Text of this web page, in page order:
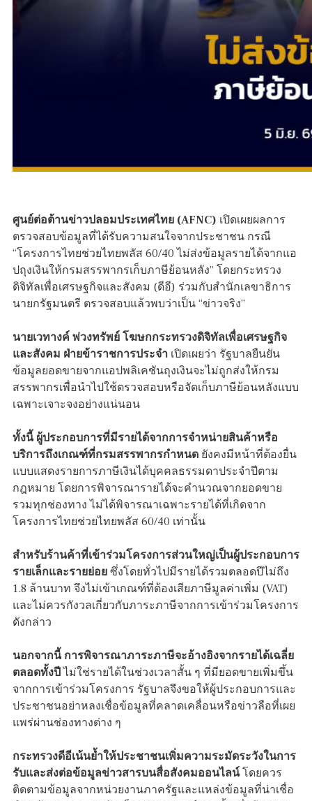
ศูนย์ต่อต้านข่าวปลอมประเทศไทย (AFNC) เปิดเผยผลการ
ตรวจสอบข้อมูลที่ได้รับความสนใจจากประชาชน กรณี
“โครงการไทยช่วยไทยพลัส 60/40 ไม่ส่งข้อมูลรายได้จากแอ
ปถุงเงินให้กรมสรรพากรเก็บภาษีย้อนหลัง” โดยกระทรวง
ดิจิทัลเพื่อเศรษฐกิจและสังคม (ดีอี) ร่วมกับสำนักเลขาธิการ
นายกรัฐมนตรี ตรวจสอบแล้วพบว่าเป็น “ข่าวจริง”
นายเวทางค์ พ่วงทรัพย์ โฆษกกระทรวงดิจิทัลเพื่อเศรษฐกิจ
และสังคม ฝ่ายข้าราชการประจำ เปิดเผยว่า รัฐบาลยืนยัน
ข้อมูลยอดขายจากแอปพลิเคชันถุงเงินจะไม่ถูกส่งให้กรม
สรรพากรเพื่อนำไปใช้ตรวจสอบหรือจัดเก็บภาษีย้อนหลังแบบ
เฉพาะเจาะจงอย่างแน่นอน
ทั้งนี้ ผู้ประกอบการที่มีรายได้จากการจำหน่ายสินค้าหรือ
บริการถึงเกณฑ์ที่กรมสรรพากรกำหนด ยังคงมีหน้าที่ต้องยื่น
แบบแสดงรายการภาษีเงินได้บุคคลธรรมดาประจำปีตาม
กฎหมาย โดยการพิจารณารายได้จะคำนวณจากยอดขาย
รวมทุกช่องทาง ไม่ได้พิจารณาเฉพาะรายได้ที่เกิดจาก
โครงการไทยช่วยไทยพลัส 60/40 เท่านั้น
สำหรับร้านค้าที่เข้าร่วมโครงการส่วนใหญ่เป็นผู้ประกอบการ
รายเล็กและรายย่อย ซึ่งโดยทั่วไปมีรายได้รวมตลอดปีไม่ถึง
1.8 ล้านบาท จึงไม่เข้าเกณฑ์ที่ต้องเสียภาษีมูลค่าเพิ่ม (VAT)
และไม่ควรกังวลเกี่ยวกับภาระภาษีจากการเข้าร่วมโครงการ
ดังกล่าว
นอกจากนี้ การพิจารณาภาระภาษีจะอ้างอิงจากรายได้เฉลี่ย
ตลอดทั้งปีไม่ใช่รายได้ในช่วงเวลาสั้น ๆ ที่มียอดขายเพิ่มขึ้น
จากการเข้าร่วมโครงการ รัฐบาลจึงขอให้ผู้ประกอบการและ
ประชาชนอย่าหลงเชื่อข้อมูลที่คลาดเคลื่อนหรือข่าวลือที่เผย
แพร่ผ่านช่องทางต่าง ๆ
กระทรวงดีอีเน้นย้ำให้ประชาชนเพิ่มความระมัดระวังในการ
รับและส่งต่อข้อมูลข่าวสารบนสื่อสังคมออนไลน์โดยควร
ติดตามข้อมูลจากหน่วยงานภาครัฐและแหล่งข้อมูลที่น่าเชื่อ